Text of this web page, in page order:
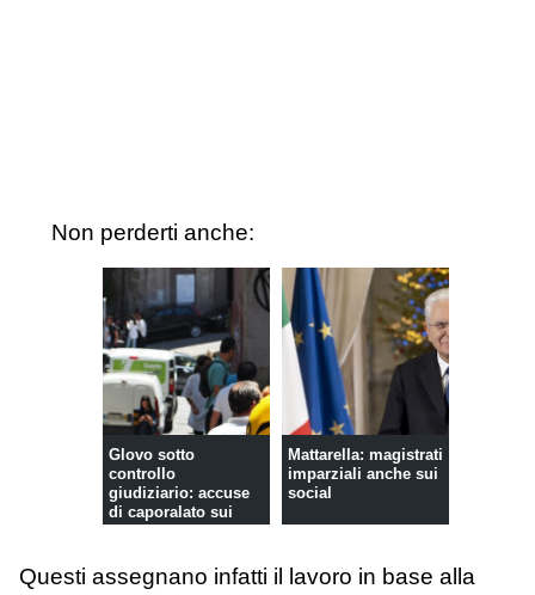
Non perderti anche:
Glovo sotto
controllo
giudiziario: accuse
di caporalato sui
Mattarella: magistrati
imparziali anche sui
social
Questi assegnano infatti il lavoro in base alla